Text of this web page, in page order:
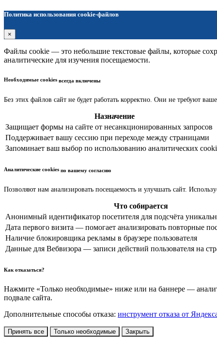
Политика использования cookie-файлов
×
Файлы cookie — это небольшие текстовые файлы, которые
аналитические для изучения посещаемости.
Необходимые cookies всегда включены
Без этих файлов сайт не будет работать корректно. Они не требуют
Назначение
Защищает формы на сайте от несанкционированных запросов
Поддерживает вашу сессию при переходе между страницами
Запоминает ваш выбор по использованию аналитических
Аналитические cookies по вашему согласию
Позволяют нам анализировать посещаемость и улучшать сайт.
Что собирается
Анонимный идентификатор посетителя для подсчёта
Дата первого визита — помогает анализировать повторные
Наличие блокировщика рекламы в браузере пользователя
Данные для Вебвизора — записи действий пользователя на
Как отказаться?
Нажмите «Только необходимые» ниже или на баннере —
подвале сайта.
Дополнительные способы отказа: инструмент отказа от
Принять все Только необходимые Закрыть